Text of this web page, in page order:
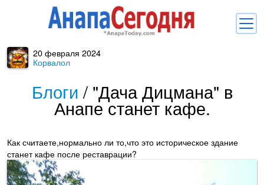
Комментарии
Об Анапе
20 февраля 2024
Корвалол
Блоги / "Дача Дицмана" в
Анапе станет кафе.
Как считаете,нормально ли то,что это историческое здание
станет кафе после реставрации?